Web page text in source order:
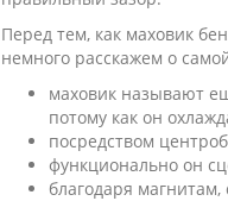
Перед тем, как маховик
немного расскажем о
маховик называют
потому как он
посредством
функционально он
благодаря